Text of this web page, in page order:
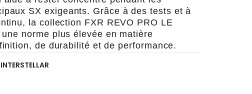
SX exigeants. Grâce à des tests et à
la collection FXR REVO PRO LE
norme plus élevée en matière
de durabilité et de performance.